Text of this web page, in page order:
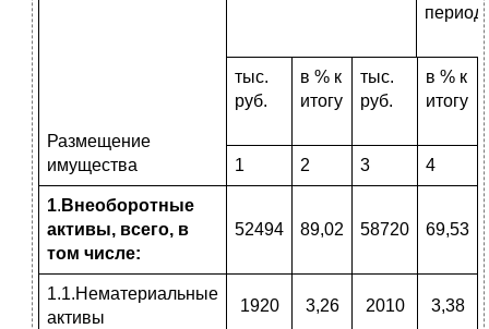
Размещение
имущества
тыс.
руб.
в % к
итогу
тыс.
руб.
в % к
итогу
1 2 3 4
1. Внеоборотные
активы, всего, в
том числе:
52494 89,02 58720 69,53
1.1.Нематериальные
активы
1920 3,26 2010 3,38